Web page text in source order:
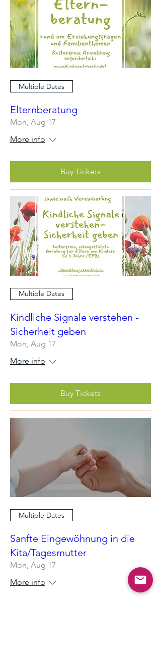
Multiple Dates
Elternberatung
Mon, Aug 17
More info
Buy Tickets
Multiple Dates
Kindliche Signale verstehen -
Sicherheit geben
Mon, Aug 17
More info
Buy Tickets
Multiple Dates
Sanfte Eingewöhnung in die
Kita/Tagesmutter
Mon, Aug 17
More info